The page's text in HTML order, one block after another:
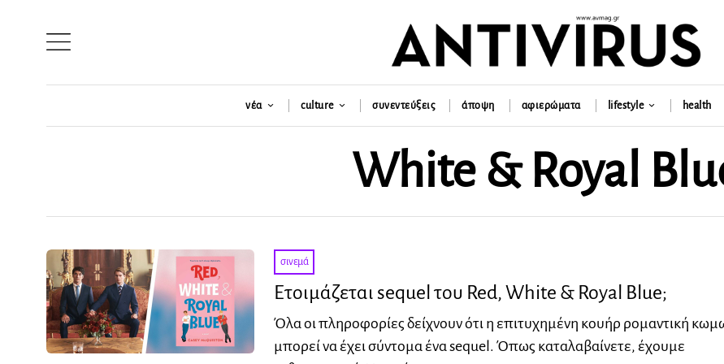
νέα culture συνεντεύξεις άποψη αφιερώματα lifestyle health
White & Royal
σινεμά
Ετοιμάζεται sequel του Red, White & Royal Blue;
Όλα οι πληροφορίες δείχνουν ότι η επιτυχημένη κουήρ ρομαντική
μπορεί να έχει σύντομα ένα sequel. Όπως καταλαβαίνετε, έχουμε